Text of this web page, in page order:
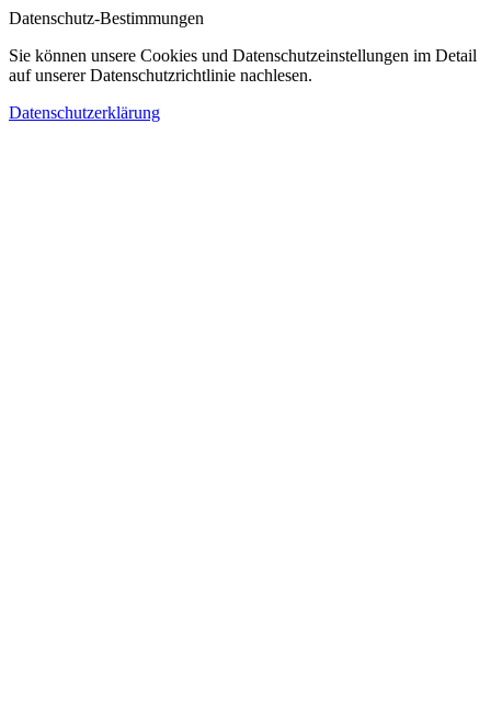
Datenschutz-Bestimmungen
Sie können unsere Cookies und Datenschutzeinstellungen im Detail
auf unserer Datenschutzrichtlinie nachlesen.
Datenschutzerklärung